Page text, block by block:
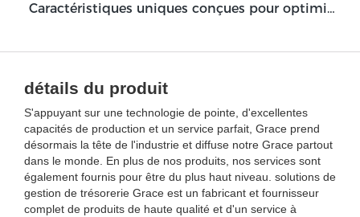
Caractéristiques uniques conçues pour optimiser le module de machine de dépôt en espèces Grace GDM100
détails du produit
S'appuyant sur une technologie de pointe, d'excellentes
capacités de production et un service parfait, Grace prend
désormais la tête de l'industrie et diffuse notre Grace partout
dans le monde. En plus de nos produits, nos services sont
également fournis pour être du plus haut niveau. solutions de
gestion de trésorerie Grace est un fabricant et fournisseur
complet de produits de haute qualité et d'un service à